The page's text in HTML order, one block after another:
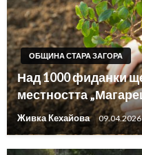
ОБЩИНА СТАРА ЗАГОРА
Над 1000 фиданки
местността
Живка Кехайова 09.04.2026